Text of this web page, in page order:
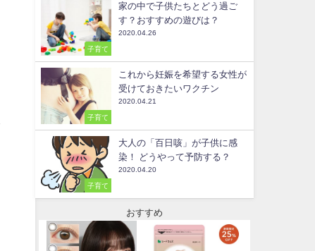
子育て
家の中で子供たちとどう過ご
す？おすすめの遊びは？
2020.04.26
子育て
これから妊娠を希望する女性が
受けておきたいワクチン
2020.04.21
子育て
大人の「百日咳」が子供に感
染！ どうやって予防する？
2020.04.20
おすすめ